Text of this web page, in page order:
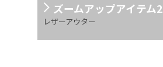
ズームアップアイテム2
レザーアウター